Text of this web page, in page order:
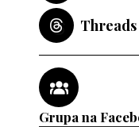
Threads
Grupa na